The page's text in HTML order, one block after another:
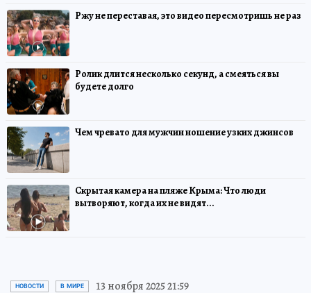
Ржу не переставая, это видео пересмотришь не раз
Ролик длится несколько секунд, а смеяться вы
будете долго
Чем чревато для мужчин ношение узких джинсов
Скрытая камера на пляже Крыма: Что люди
вытворяют, когда их не видят...
НОВОСТИ В МИРЕ 13 ноября 2025 21:59